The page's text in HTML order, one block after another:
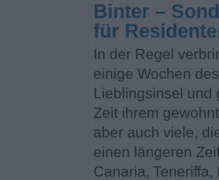
Binter –
für
In der Regel
einige Wochen
Lieblingsinsel und
Zeit ihrem
aber auch viele,
einen längeren
Canaria,